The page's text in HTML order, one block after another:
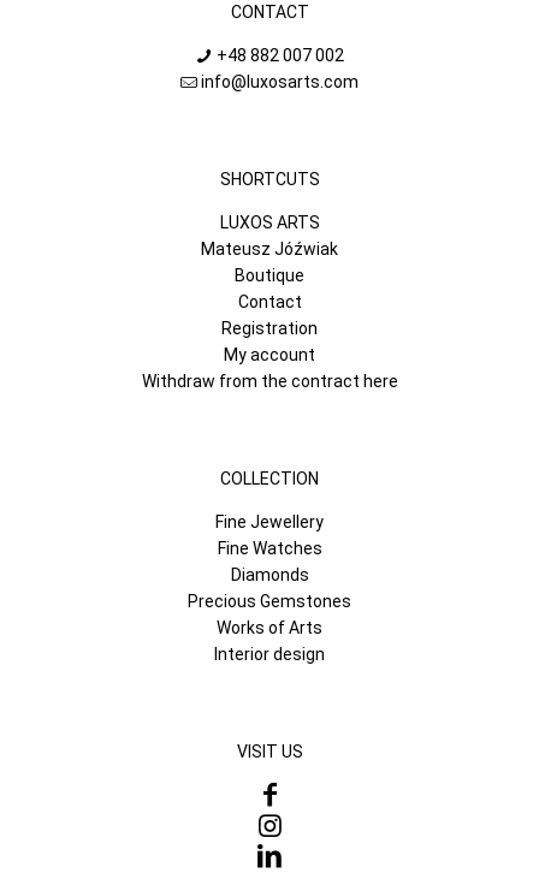
CONTACT
+48 882 007 002
info@luxosarts.com
SHORTCUTS
LUXOS ARTS
Mateusz Jóźwiak
Boutique
Contact
Registration
My account
Withdraw from the contract here
COLLECTION
Fine Jewellery
Fine Watches
Diamonds
Precious Gemstones
Works of Arts
Interior design
VISIT US